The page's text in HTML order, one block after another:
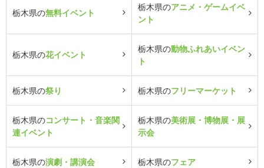
栃木県の無料イベント
栃木県のアニメ・ゲームイベ
ント
栃木県の花イベント
栃木県の動物ふれあいイベン
ト
栃木県の祭り 栃木県のフリーマーケット
栃木県のコンサート・音楽関
連イベント
栃木県の美術展・博物展・展
示会
栃木県の演劇・講演会 栃木県のフェア